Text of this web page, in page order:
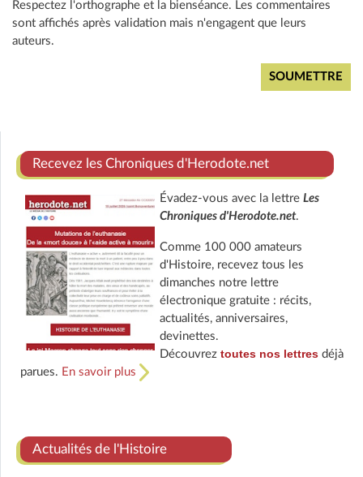
Respectez l'orthographe et la bienséance. Les commentaires
sont affichés après validation mais n'engagent que leurs
auteurs.
Recevez les Chroniques d'Herodote.net
Évadez-vous avec la lettre Les
Chroniques d'Herodote.net.
Comme 100 000 amateurs
d'Histoire, recevez tous les
dimanches notre lettre
électronique gratuite : récits,
actualités, anniversaires,
devinettes.
Découvrez toutes nos lettresdéjà
parues. En savoir plus
Actualités de l'Histoire